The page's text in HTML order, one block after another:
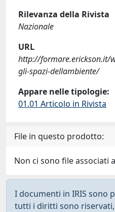
Rilevanza della Rivista
Nazionale
URL
http://formare.erickson.it/
gli-spazi-dellambiente/
Appare nelle tipologie:
01.01 Articolo in Rivista
File in questo prodotto:
Non ci sono file associati
I documenti in IRIS sono
tutti i diritti sono riservati,